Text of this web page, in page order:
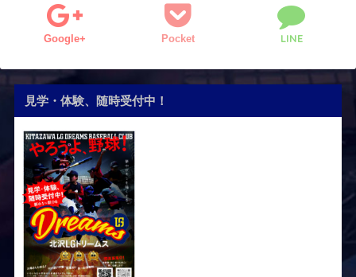
Google+ Pocket LINE
見学・体験、随時受付中！